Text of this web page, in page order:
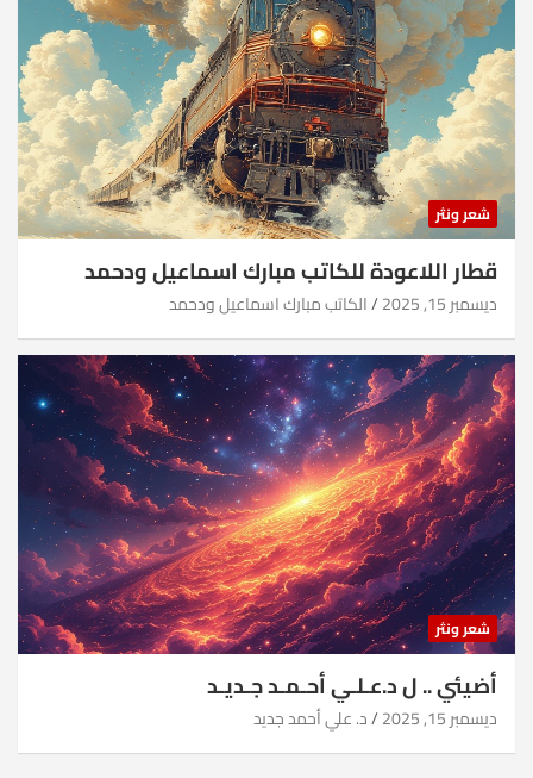
شعر ونثر
قطار اللاعودة للكاتب مبارك اسماعيل ودحمد
ديسمبر 15, 2025 الكاتب مبارك اسماعيل ودحمد
شعر ونثر
أضيئي .. ل د.عـلـي أحـمـد جـديـد
ديسمبر 15, 2025 د. علي أحمد جديد